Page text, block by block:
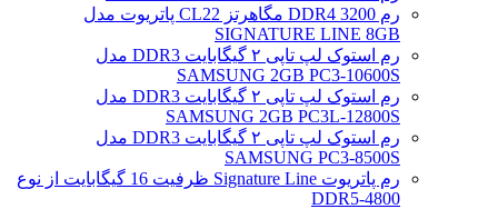
رم DDR4 3200 مگاهرتز CL22 پاتریوت مدل
SIGNATURE LINE 8GB
رم استوک لپ تاپی ۲ گیگابایت DDR3 مدل
SAMSUNG 2GB PC3-10600S
رم استوک لپ تاپی ۲ گیگابایت DDR3 مدل
SAMSUNG 2GB PC3L-12800S
رم استوک لپ تاپی ۲ گیگابایت DDR3 مدل
SAMSUNG PC3-8500S
رم پاتریوت Signature Line ظرفیت 16 گیگابایت از نوع
DDR5-4800